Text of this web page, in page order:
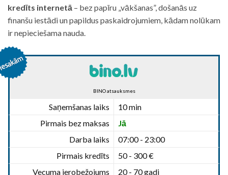
kredīts internetā – bez papīru „vākšanas”, došanās uz
finanšu iestādi un papildus paskaidrojumiem, kādam nolūkam
ir nepieciešama nauda.
BINO atsauksmes
Saņemšanas laiks
10 min
Pirmais bez maksas
Jā
Darba laiks
07:00 - 23:00
Pirmais kredīts
50 - 300 €
Vecuma ierobežojums
20 - 70 gadi